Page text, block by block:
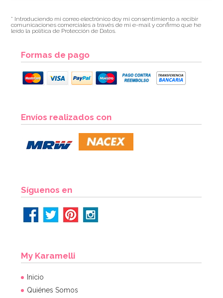
4,95€ 3,95€
* Introduciendo mi correo electrónico doy mi consentimiento a recibir
comunicaciones comerciales a través de mi e-mail y confirmo que he
leído la política de Protección de Datos.
Formas de pago
Envíos realizados con
Síguenos en
My Karamelli
Inicio
Quiénes Somos